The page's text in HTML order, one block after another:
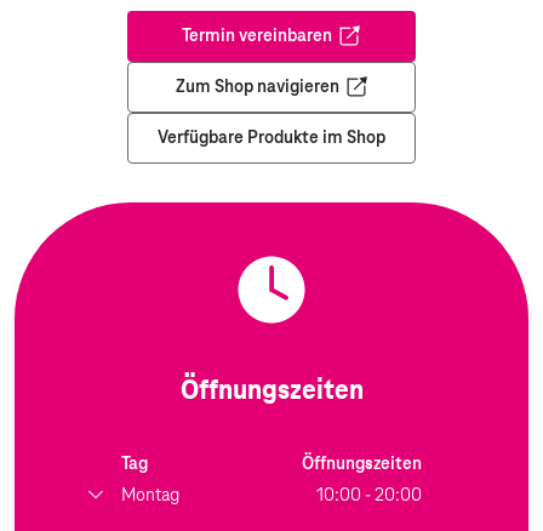
Termin vereinbaren
Öffnet in einem neuen Tab
Zum Shop navigieren
Öffnet in einem neuen Tab
Verfügbare Produkte im Shop
Öffnungszeiten
Tag
Öffnungszeiten
Montag
10:00 - 20:00